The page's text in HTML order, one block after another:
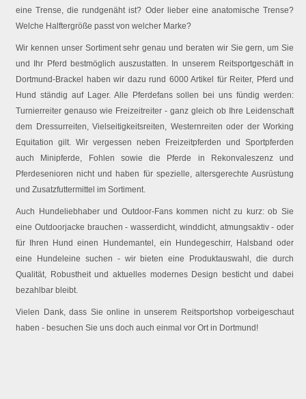
eine Trense, die rundgenäht ist? Oder lieber eine anatomische Trense?
Welche Halftergröße passt von welcher Marke?
Wir kennen unser Sortiment sehr genau und beraten wir Sie gern, um Sie
und Ihr Pferd bestmöglich auszustatten. In unserem Reitsportgeschäft in
Dortmund-Brackel haben wir dazu rund 6000 Artikel für Reiter, Pferd und
Hund ständig auf Lager. Alle Pferdefans sollen bei uns fündig werden:
Turnierreiter genauso wie Freizeitreiter - ganz gleich ob Ihre Leidenschaft
dem Dressurreiten, Vielseitigkeitsreiten, Westernreiten oder der Working
Equitation gilt. Wir vergessen neben Freizeitpferden und Sportpferden
auch Minipferde, Fohlen sowie die Pferde in Rekonvaleszenz und
Pferdesenioren nicht und haben für spezielle, altersgerechte Ausrüstung
und Zusatzfuttermittel im Sortiment.
Auch Hundeliebhaber und Outdoor-Fans kommen nicht zu kurz: ob Sie
eine Outdoorjacke brauchen - wasserdicht, winddicht, atmungsaktiv - oder
für Ihren Hund einen Hundemantel, ein Hundegeschirr, Halsband oder
eine Hundeleine suchen - wir bieten eine Produktauswahl, die durch
Qualität, Robustheit und aktuelles modernes Design besticht und dabei
bezahlbar bleibt.
Vielen Dank, dass Sie online in unserem Reitsportshop vorbeigeschaut
haben - besuchen Sie uns doch auch einmal vor Ort in Dortmund!